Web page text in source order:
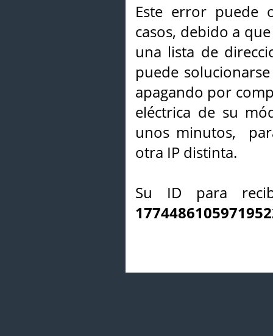
Este error puede
casos, debido a
una lista de
puede
apagando por
eléctrica de su
unos minutos,
otra IP distinta.
Su ID para